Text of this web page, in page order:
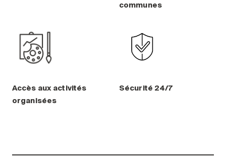
communes
Accès aux activités
organisées
Sécurité 24/7